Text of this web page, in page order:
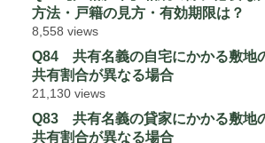
方法・戸籍の見方・有効期限は？
8,558 views
Q84 共有名義の自宅にかかる敷
共有割合が異なる場合
21,130 views
Q83 共有名義の貸家にかかる敷
共有割合が異なる場合